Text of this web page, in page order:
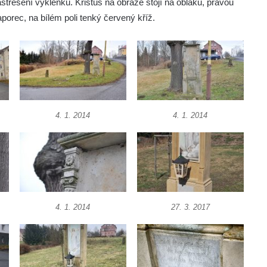
na bílém poli tenký červený kříž.
4. 1. 2014 4. 1. 2014
4. 1. 2014 27. 3. 2017